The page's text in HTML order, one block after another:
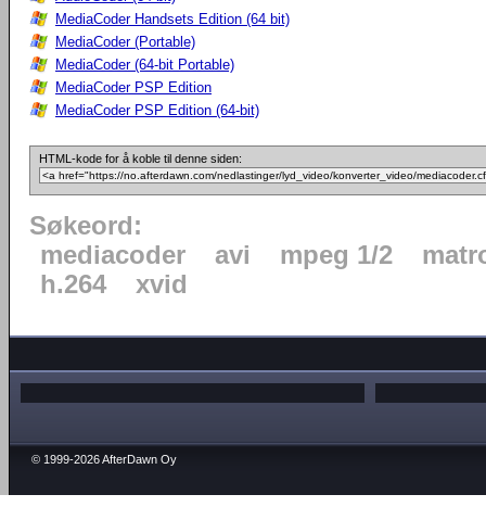
MediaCoder Handsets Edition (64 bit)
MediaCoder (Portable)
MediaCoder (64-bit Portable)
MediaCoder PSP Edition
MediaCoder PSP Edition (64-bit)
HTML-kode for å koble til denne siden:
Søkeord:
mediacoder
avi mpeg 1/2
h.264
xvid
© 1999-2026 AfterDawn Oy